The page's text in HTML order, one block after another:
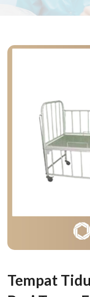
Tempat